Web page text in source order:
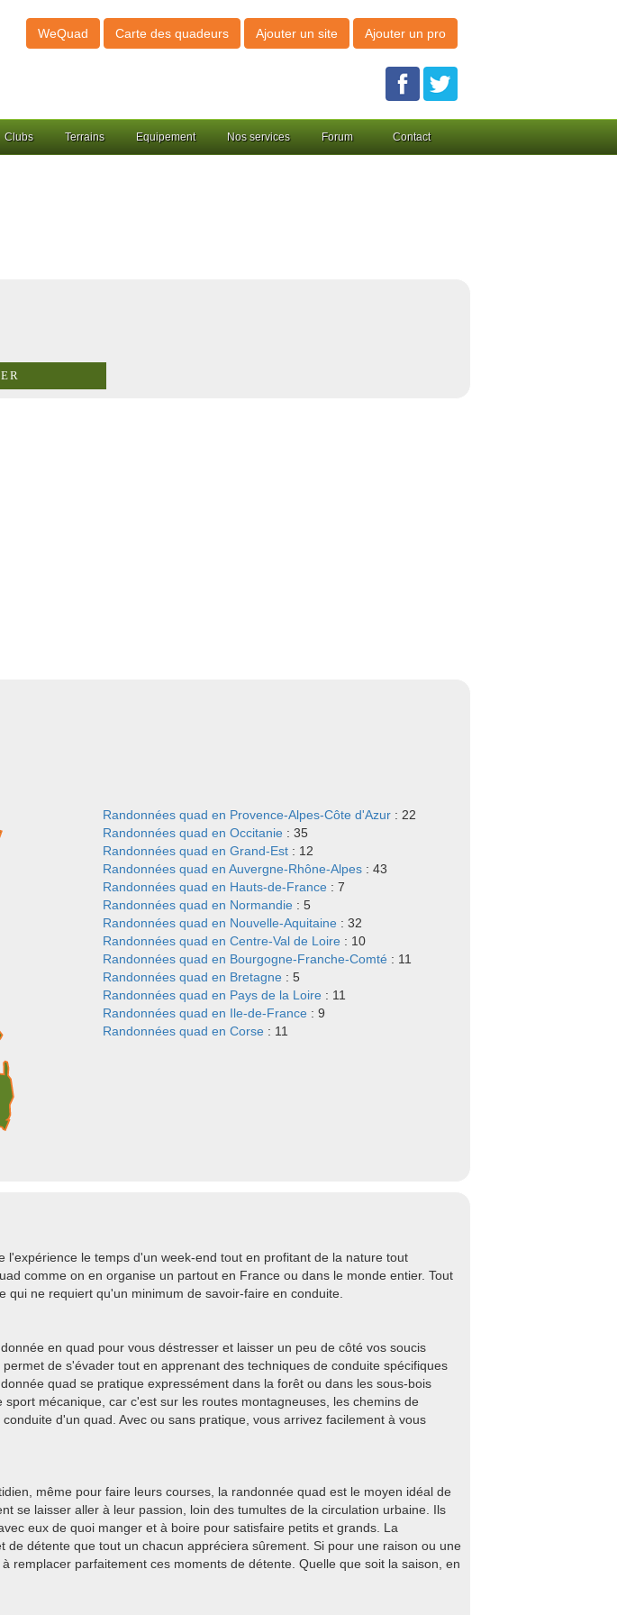
WeQuad Carte des quadeurs Ajouter un site Ajouter un pro
Clubs Terrains Equipement Nos services Forum Contact
©map
Randonnées quad en Provence-Alpes-Côte d'Azur : 22
Randonnées quad en Occitanie : 35
Randonnées quad en Grand-Est : 12
Randonnées quad en Auvergne-Rhône-Alpes : 43
Randonnées quad en Hauts-de-France : 7
Randonnées quad en Normandie : 5
Randonnées quad en Nouvelle-Aquitaine : 32
Randonnées quad en Centre-Val de Loire : 10
Randonnées quad en Bourgogne-Franche-Comté : 11
Randonnées quad en Bretagne : 5
Randonnées quad en Pays de la Loire : 11
Randonnées quad en Ile-de-France : 9
Randonnées quad en Corse : 11
le temps d'un week-end tout en profitant de la nature tout
comme on en organise un partout en France ou dans le monde entier. Tout
ne requiert qu'un minimum de savoir-faire en conduite.
en quad pour vous déstresser et laisser un peu de côté vos soucis
de s'évader tout en apprenant des techniques de conduite spécifiques
quad se pratique expressément dans la forêt ou dans les sous-bois
mécanique, car c'est sur les routes montagneuses, les chemins de
d'un quad. Avec ou sans pratique, vous arrivez facilement à vous
même pour faire leurs courses, la randonnée quad est le moyen idéal de
se laisser aller à leur passion, loin des tumultes de la circulation urbaine. Ils
eux de quoi manger et à boire pour satisfaire petits et grands. La
détente que tout un chacun appréciera sûrement. Si pour une raison ou une
parfaitement ces moments de détente. Quelle que soit la saison, en